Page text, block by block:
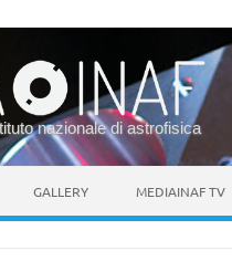
nazionale di astrofisica
GALLERY MEDIAINAF TV